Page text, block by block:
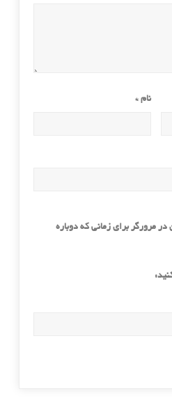
نام*
مرورگر برای زمانی که دوباره